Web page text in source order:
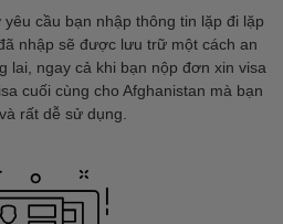
cầu bạn nhập thông tin lặp đi lặp
nhập sẽ được lưu trữ một cách an
lai, ngay cả khi bạn nộp đơn xin visa
cuối cùng cho Afghanistan mà bạn
rất dễ sử dụng.